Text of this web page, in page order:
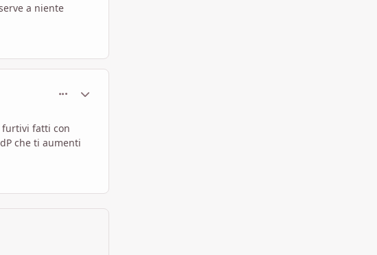
a niente
furtivi fatti con
che ti aumenti